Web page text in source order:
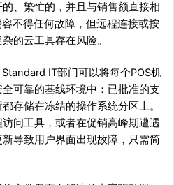
、繁忙的，并且与销售额直接相
不得任何故障，但远程连接或按
的云工具存在风险。
IT部门可以将每个POS机
可靠的基线环境中：已批准的支
存储在冻结的操作系统分区上。
问工具，或者在促销高峰期遭遇
导致用户界面出现故障，只需简